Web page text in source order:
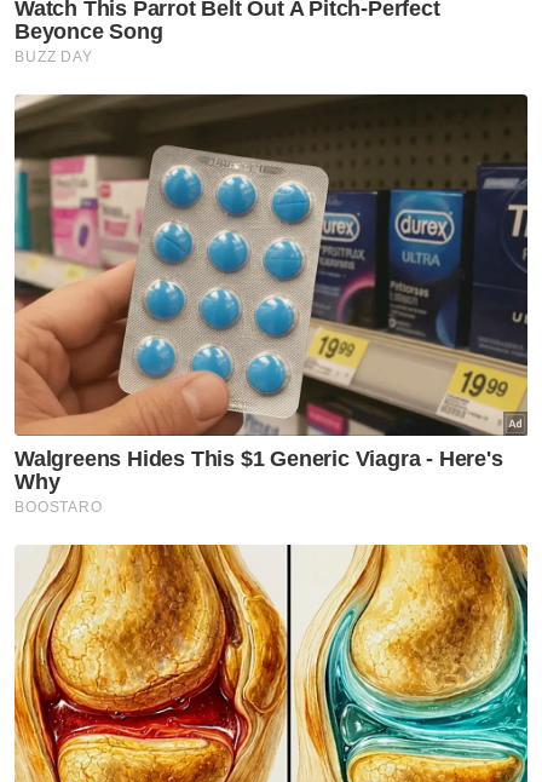
"Selain itu, turut dirampas sebuah kereta
jenis Proton Saga dipercayai digunakan
membawa bahagian hidupan liar dilindungi
yang mahu dijual kepada sindiket serta
beberapa telefon pintar," katanya.
Menurutnya, kesemua suspek ditahan di
bawah Seksyen 68(2)(c) Akta Pemuliharaan
Hidupan Liar 2010/ Akta Pemuliharaan
Hidupan Liar (Pindaan) 2022.
Berita Telus & Tulus menerusi E-Mel setiap
hari!